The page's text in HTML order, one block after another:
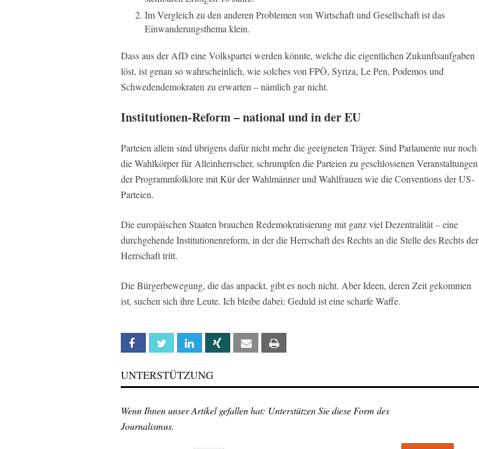
Im Vergleich zu den anderen Problemen von Wirtschaft und Gesellschaft ist das
Einwanderungsthema klein.
Dass aus der AfD eine Volkspartei werden könnte, welche die eigentlichen Zukunftsaufgaben
löst, ist genau so wahrscheinlich, wie solches von FPÖ, Syriza, Le Pen, Podemos und
Schwedendemokraten zu erwarten – nämlich gar nicht.
Institutionen-Reform – national und in der EU
Parteien allein sind übrigens dafür nicht mehr die geeigneten Träger. Sind Parlamente nur noch
die Wahlkörper für Alleinherrscher, schrumpfen die Parteien zu geschlossenen Veranstaltungen
der Programmfolklore mit Kür der Wahlmänner und Wahlfrauen wie die Conventions der US-
Parteien.
Die europäischen Staaten brauchen Redemokratisierung mit ganz viel Dezentralität – eine
durchgehende Institutionenreform, in der die Herrschaft des Rechts an die Stelle des Rechts der
Herrschaft tritt.
Die Bürgerbewegung, die das anpackt, gibt es noch nicht. Aber Ideen, deren Zeit gekommen
ist, suchen sich ihre Leute. Ich bleibe dabei: Geduld ist eine scharfe Waffe.
Facebook Twitter Linkedin Xing Email
UNTERSTÜTZUNG
Wenn Ihnen unser Artikel gefallen hat: Unterstützen Sie diese Form des
Journalismus.